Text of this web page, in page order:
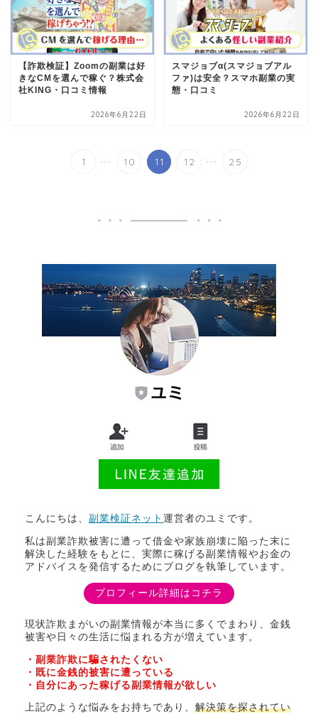
【詐欺検証】Zoomの副業は好
きなCMを選んで稼ぐ？株式会
社KING・口コミ情報
2026年6月22日
スマジョブα(スマジョブアル
ファ)は安全？スマホ副業の実
態・口コミ
2026年6月22日
1 ... 10 11 12 ... 25
こんにちは、 副業検証ネット 運営者のユミです。
私は副業詐欺被害に遭って借金や家族崩壊に陥った末に
解決した経験をもとに、実際に稼げる副業情報やお金の
アドバイスを発信するためにブログを執筆しています。
プロフィール詳細はコチラ
現状詐欺まがいの副業情報が本当に多くでまわり、金銭
被害や日々の生活に悩まれる方が増えています。
・副業詐欺に騙されたくない
・既に金銭的被害に遭っている
・自分にあった稼げる副業情報が欲しい
上記のような悩みをお持ちであり、 解決策を探されてい